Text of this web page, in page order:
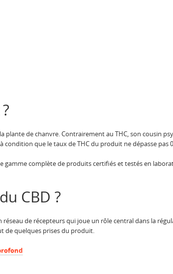
de chanvre. Contrairement au THC, son cousin
que le taux de THC du produit ne dépasse pas
gamme complète de produits certifiés et testés en
CBD ?
de récepteurs qui joue un rôle central dans la
de quelques prises du produit.